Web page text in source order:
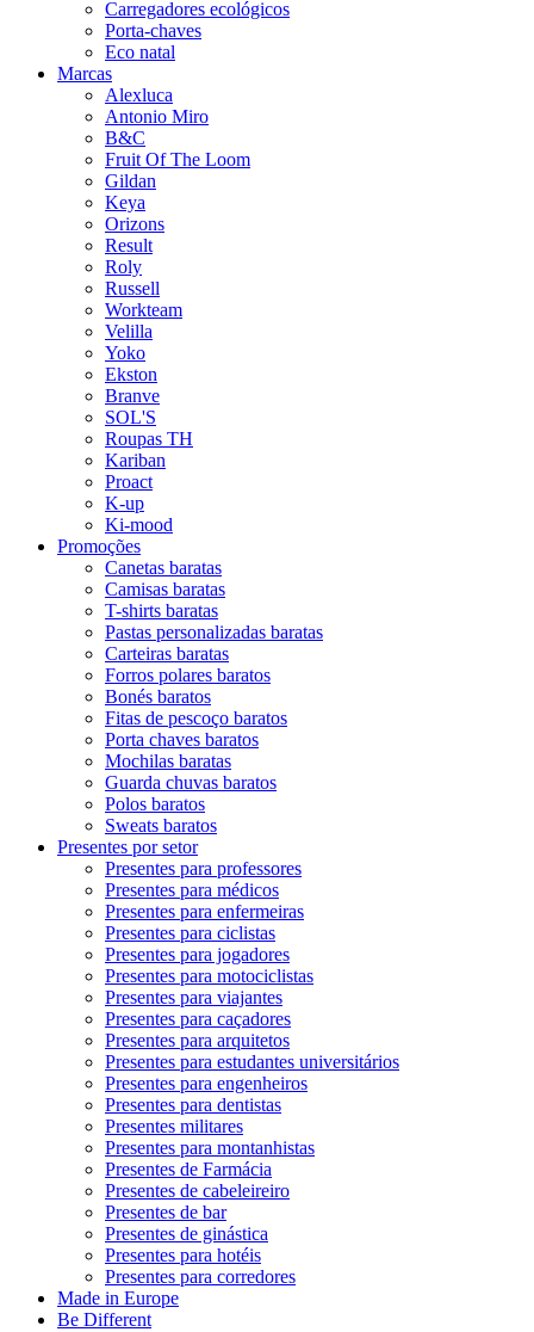
Carregadores ecológicos
Porta-chaves
Eco natal
Marcas
Alexluca
Antonio Miro
B&C
Fruit Of The Loom
Gildan
Keya
Orizons
Result
Roly
Russell
Workteam
Velilla
Yoko
Ekston
Branve
SOL'S
Roupas TH
Kariban
Proact
K-up
Ki-mood
Promoções
Canetas baratas
Camisas baratas
T-shirts baratas
Pastas personalizadas baratas
Carteiras baratas
Forros polares baratos
Bonés baratos
Fitas de pescoço baratos
Porta chaves baratos
Mochilas baratas
Guarda chuvas baratos
Polos baratos
Sweats baratos
Presentes por setor
Presentes para professores
Presentes para médicos
Presentes para enfermeiras
Presentes para ciclistas
Presentes para jogadores
Presentes para motociclistas
Presentes para viajantes
Presentes para caçadores
Presentes para arquitetos
Presentes para estudantes universitários
Presentes para engenheiros
Presentes para dentistas
Presentes militares
Presentes para montanhistas
Presentes de Farmácia
Presentes de cabeleireiro
Presentes de bar
Presentes de ginástica
Presentes para hotéis
Presentes para corredores
Made in Europe
Be Different